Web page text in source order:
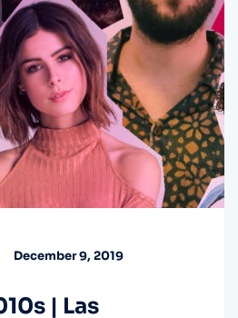
December 9, 2019
| Las